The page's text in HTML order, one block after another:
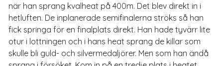
när han sprang kvalheat på 400m. Det blev direkt in i
hetluften. De inplanerade semifinalerna ströks så han
fick springa för en finalplats direkt. Han hade tyvärr lite
otur i lottningen och i hans heat sprang de killar som
skulle bli guld- och silvermedaljörer. Men som han ändå